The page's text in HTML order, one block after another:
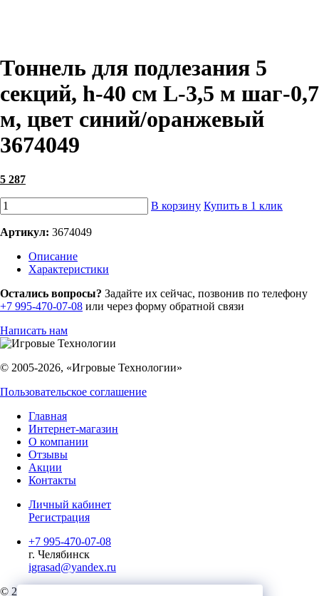
Тоннель для подлезания 5
секций, h-40 см L-3,5 м шаг-0,7
м, цвет синий/оранжевый
3674049
5 287
В корзину Купить в 1 клик
Артикул: 3674049
Описание
Характеристики
Остались вопросы? Задайте их сейчас, позвонив по телефону
+7 995-470-07-08 или через форму обратной связи
Написать нам
© 2005-2026, «Игровые Технологии»
Пользовательское соглашение
Главная
Интернет-магазин
О компании
Отзывы
Акции
Контакты
Личный кабинет
Регистрация
+7 995-470-07-08
г. Челябинск
igrasad@yandex.ru
© 2023, Игровые Технологии